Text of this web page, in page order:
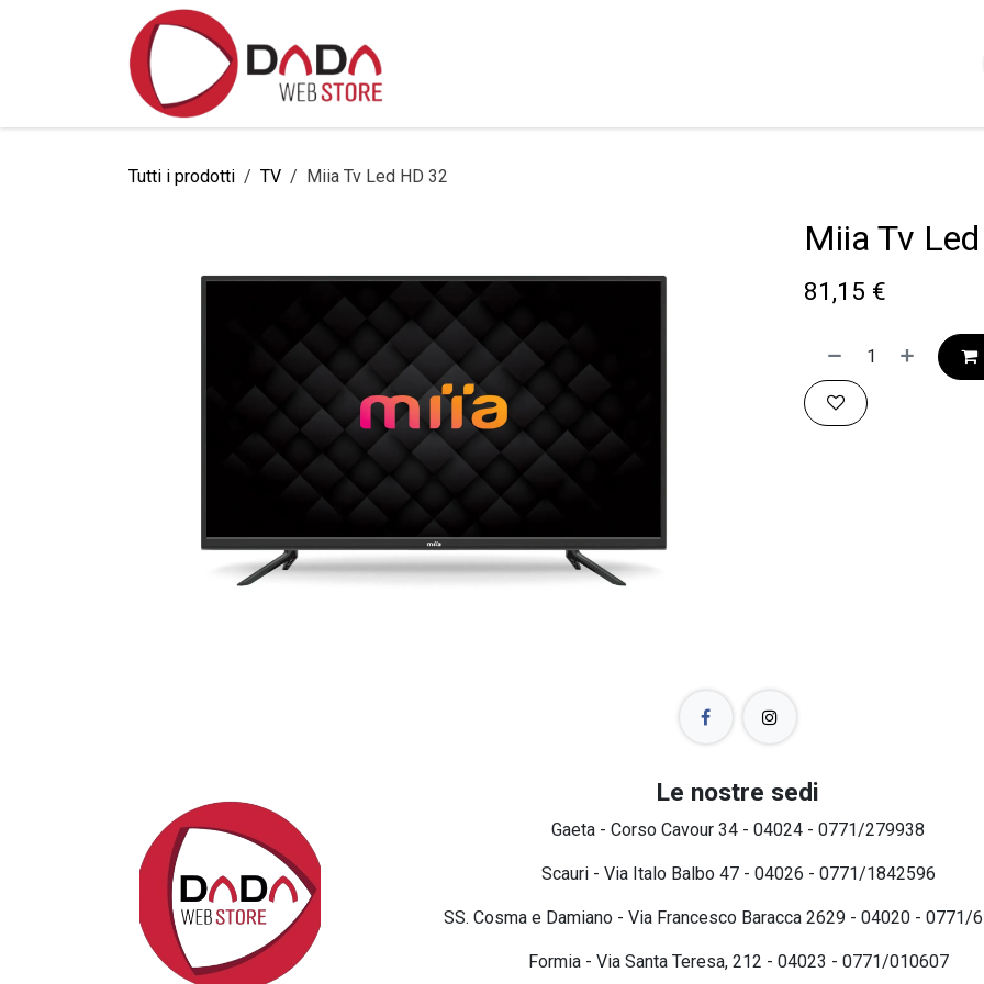
Politica
Tutti i prodotti TV Miia Tv Led HD 32
Miia Tv
81,15 €
Le nostre sedi
Gaeta - Corso Cavour 34 - 04024 - 0771/279938
Scauri - Via Italo Balbo 47 - 04026 - 0771/1842596
SS. Cosma e Damiano - Via Francesco Baracca 2629 - 04020 - 0771/
Formia - Via Santa Teresa, 212 - 04023 - 0771/010607